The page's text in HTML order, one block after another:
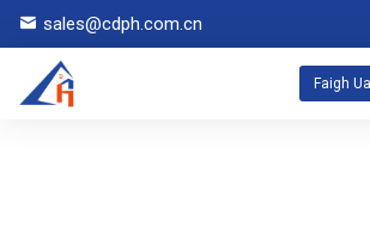
sales@cdph.com.cn
Faigh